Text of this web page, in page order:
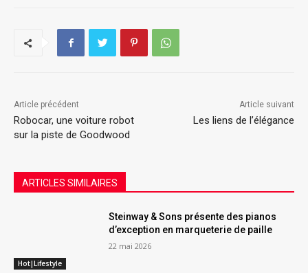
Article précédent
Robocar, une voiture robot
sur la piste de Goodwood
Article suivant
Les liens de l’élégance
ARTICLES SIMILAIRES
Hot|Lifestyle
Steinway & Sons présente des pianos
d’exception en marqueterie de paille
22 mai 2026